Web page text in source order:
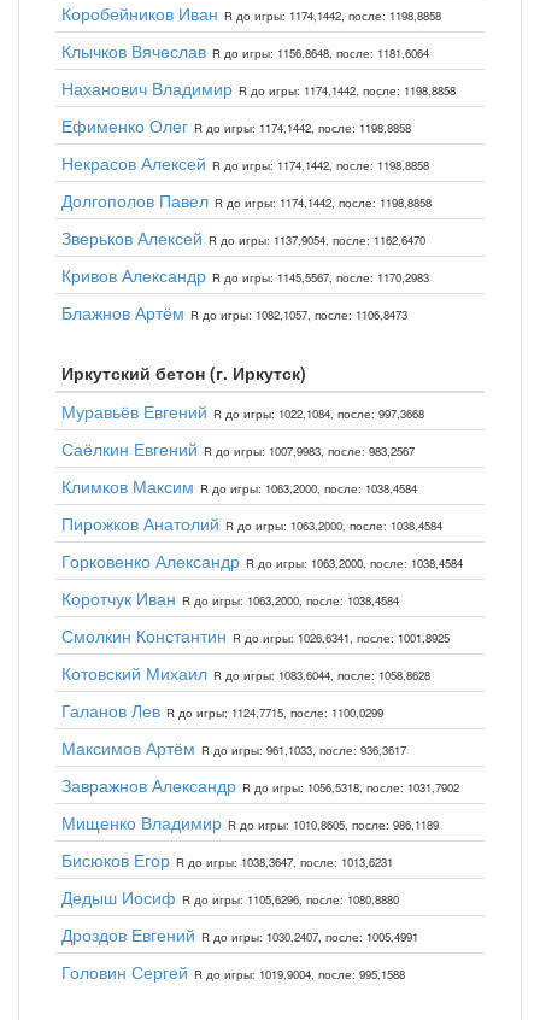
Коробейников Иван R до игры: 1174,1442, после: 1198,8858
Клычков Вячеслав R до игры: 1156,8648, после: 1181,6064
Наханович Владимир R до игры: 1174,1442, после: 1198,8858
Ефименко Олег R до игры: 1174,1442, после: 1198,8858
Некрасов Алексей R до игры: 1174,1442, после: 1198,8858
Долгополов Павел R до игры: 1174,1442, после: 1198,8858
Зверьков Алексей R до игры: 1137,9054, после: 1162,6470
Кривов Александр R до игры: 1145,5567, после: 1170,2983
Блажнов Артём R до игры: 1082,1057, после: 1106,8473
Иркутский бетон (г. Иркутск)
Муравьёв Евгений R до игры: 1022,1084, после: 997,3668
Саёлкин Евгений R до игры: 1007,9983, после: 983,2567
Климков Максим R до игры: 1063,2000, после: 1038,4584
Пирожков Анатолий R до игры: 1063,2000, после: 1038,4584
Горковенко Александр R до игры: 1063,2000, после: 1038,4584
Коротчук Иван R до игры: 1063,2000, после: 1038,4584
Смолкин Константин R до игры: 1026,6341, после: 1001,8925
Котовский Михаил R до игры: 1083,6044, после: 1058,8628
Галанов Лев R до игры: 1124,7715, после: 1100,0299
Максимов Артём R до игры: 961,1033, после: 936,3617
Завражнов Александр R до игры: 1056,5318, после: 1031,7902
Мищенко Владимир R до игры: 1010,8605, после: 986,1189
Бисюков Егор R до игры: 1038,3647, после: 1013,6231
Дедыш Иосиф R до игры: 1105,6296, после: 1080,8880
Дроздов Евгений R до игры: 1030,2407, после: 1005,4991
Головин Сергей R до игры: 1019,9004, после: 995,1588